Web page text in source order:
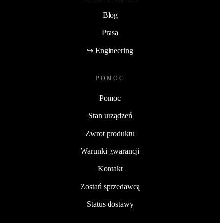
Blog
Prasa
↪ Engineering
POMOC
Pomoc
Stan urządzeń
Zwrot produktu
Warunki gwarancji
Kontakt
Zostań sprzedawcą
Status dostawy